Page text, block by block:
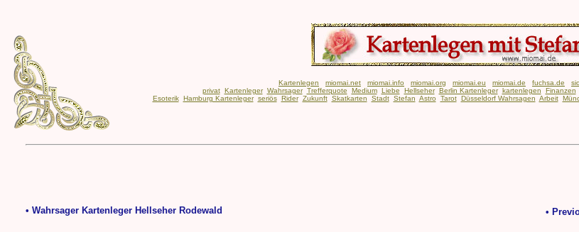
Kartenlegen miomai.net miomai.info miomai.org miomai.eu miomai.de fuchsa.de
privat Kartenleger Wahrsager Trefferquote Medium Liebe Hellseher Berlin Kartenleger kartenlegen Finanzen
Esoterik Hamburg Kartenleger seriös Rider Zukunft Skatkarten Stadt Stefan Astro Tarot Düsseldorf Wahrsagen Arbeit
• Wahrsager Kartenleger Hellseher Rodewald •